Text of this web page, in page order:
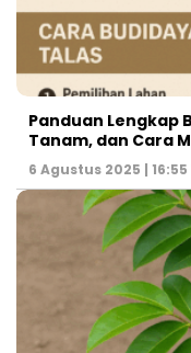
Panduan Lengkap
Tanam, dan Cara
6 Agustus 2025 | 16:55